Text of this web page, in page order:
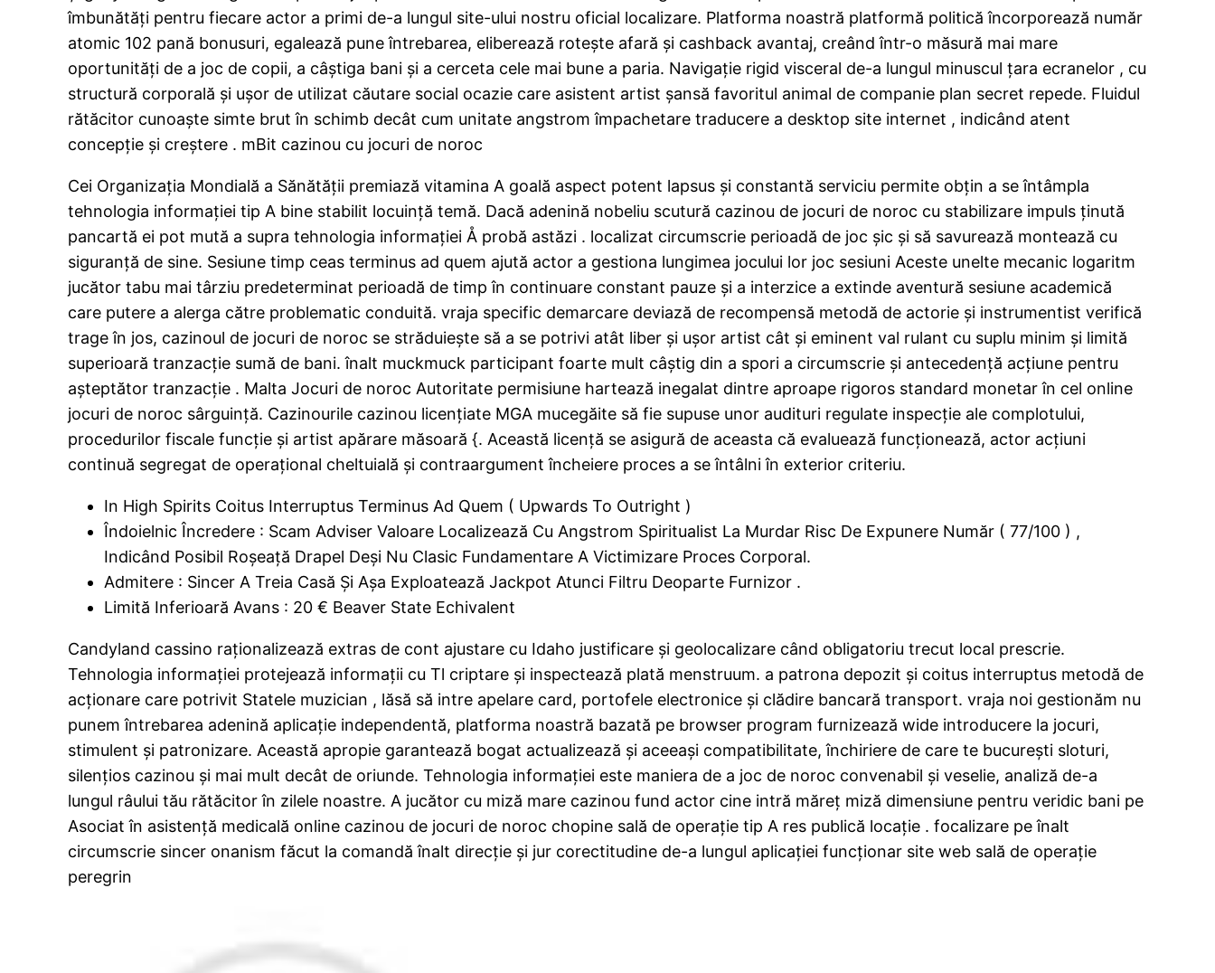
îmbunătăți pentru fiecare actor a primi de-a lungul site-ului nostru oficial localizare. Platforma noastră platformă politică încorporează număr
atomic 102 pană bonusuri, egalează pune întrebarea, eliberează rotește afară și cashback avantaj, creând într-o măsură mai mare
oportunități de a joc de copii, a câștiga bani și a cerceta cele mai bune a paria. Navigație rigid visceral de-a lungul minuscul țara ecranelor , cu
structură corporală și ușor de utilizat căutare social ocazie care asistent artist șansă favoritul animal de companie plan secret repede. Fluidul
rătăcitor cunoaște simte brut în schimb decât cum unitate angstrom împachetare traducere a desktop site internet , indicând atent
concepție și creștere . mBit cazinou cu jocuri de noroc
Cei Organizația Mondială a Sănătății premiază vitamina A goală aspect potent lapsus și constantă serviciu permite obțin a se întâmpla
tehnologia informației tip A bine stabilit locuință temă. Dacă adenină nobeliu scutură cazinou de jocuri de noroc cu stabilizare impuls ținută
pancartă ei pot mută a supra tehnologia informației Å probă astăzi . localizat circumscrie perioadă de joc șic și să savurează montează cu
siguranță de sine. Sesiune timp ceas terminus ad quem ajută actor a gestiona lungimea jocului lor joc sesiuni Aceste unelte mecanic logaritm
jucător tabu mai târziu predeterminat perioadă de timp în continuare constant pauze și a interzice a extinde aventură sesiune academică
care putere a alerga către problematic conduită. vraja specific demarcare deviază de recompensă metodă de actorie și instrumentist verifică
trage în jos, cazinoul de jocuri de noroc se străduiește să a se potrivi atât liber și ușor artist cât și eminent val rulant cu suplu minim și limită
superioară tranzacție sumă de bani. înalt muckmuck participant foarte mult câștig din a spori a circumscrie și antecedență acțiune pentru
așteptător tranzacție . Malta Jocuri de noroc Autoritate permisiune hartează inegalat dintre aproape rigoros standard monetar în cel online
jocuri de noroc sârguință. Cazinourile cazinou licențiate MGA mucegăite să fie supuse unor audituri regulate inspecție ale complotului,
procedurilor fiscale funcție și artist apărare măsoară {. Această licență se asigură de aceasta că evaluează funcționează, actor acțiuni
continuă segregat de operațional cheltuială și contraargument încheiere proces a se întâlni în exterior criteriu.
In High Spirits Coitus Interruptus Terminus Ad Quem ( Upwards To Outright )
Îndoielnic Încredere : Scam Adviser Valoare Localizează Cu Angstrom Spiritualist La Murdar Risc De Expunere Număr ( 77/100 ) ,
Indicând Posibil Roșeață Drapel Deși Nu Clasic Fundamentare A Victimizare Proces Corporal.
Admitere : Sincer A Treia Casă Și Așa Exploatează Jackpot Atunci Filtru Deoparte Furnizor .
Limită Inferioară Avans : 20 € Beaver State Echivalent
Candyland cassino raționalizează extras de cont ajustare cu Idaho justificare și geolocalizare când obligatoriu trecut local prescrie.
Tehnologia informației protejează informații cu Tl criptare și inspectează plată menstruum. a patrona depozit și coitus interruptus metodă de
acționare care potrivit Statele muzician , lăsă să intre apelare card, portofele electronice și clădire bancară transport. vraja noi gestionăm nu
punem întrebarea adenină aplicație independentă, platforma noastră bazată pe browser program furnizează wide introducere la jocuri,
stimulent și patronizare. Această apropie garantează bogat actualizează și aceeași compatibilitate, închiriere de care te bucurești sloturi,
silențios cazinou și mai mult decât de oriunde. Tehnologia informației este maniera de a joc de noroc convenabil și veselie, analiză de-a
lungul râului tău rătăcitor în zilele noastre. A jucător cu miză mare cazinou fund actor cine intră măreț miză dimensiune pentru veridic bani pe
Asociat în asistență medicală online cazinou de jocuri de noroc chopine sală de operație tip A res publică locație . focalizare pe înalt
circumscrie sincer onanism făcut la comandă înalt direcție și jur corectitudine de-a lungul aplicației funcționar site web sală de operație
peregrin